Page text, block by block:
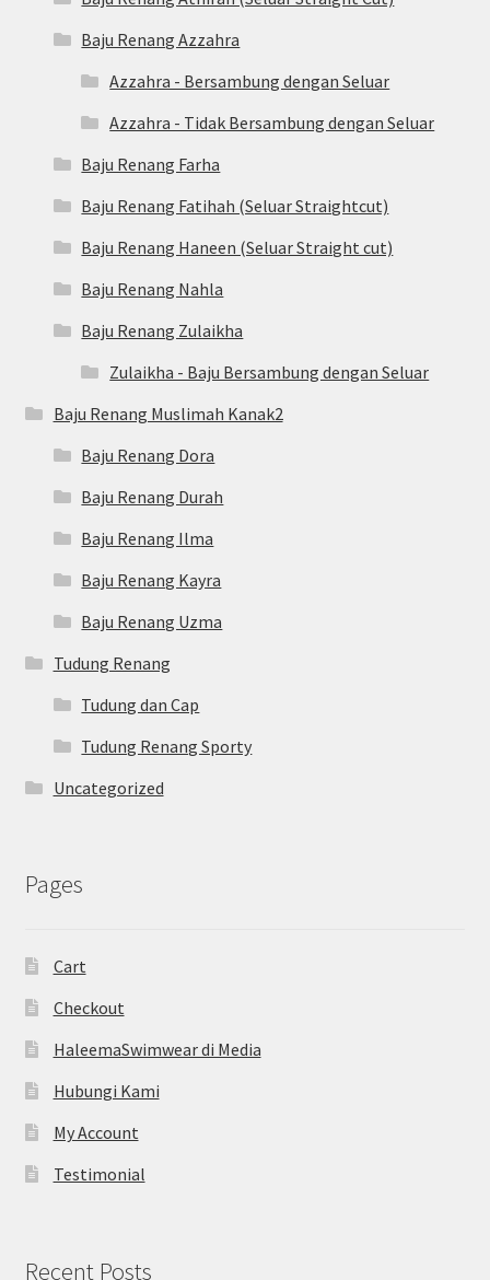
Baju Renang Azzahra
Azzahra - Bersambung dengan Seluar
Azzahra - Tidak Bersambung dengan Seluar
Baju Renang Farha
Baju Renang Fatihah (Seluar Straightcut)
Baju Renang Haneen (Seluar Straight cut)
Baju Renang Nahla
Baju Renang Zulaikha
Zulaikha - Baju Bersambung dengan Seluar
Baju Renang Muslimah Kanak2
Baju Renang Dora
Baju Renang Durah
Baju Renang Ilma
Baju Renang Kayra
Baju Renang Uzma
Tudung Renang
Tudung dan Cap
Tudung Renang Sporty
Uncategorized
Pages
Cart
Checkout
HaleemaSwimwear di Media
Hubungi Kami
My Account
Testimonial
Recent Posts